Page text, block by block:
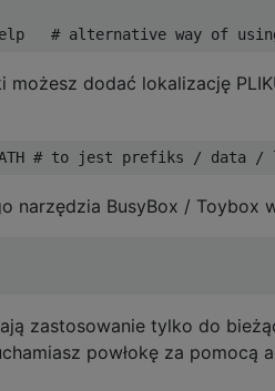
dodać lokalizację
narzędzia BusyBox / Toybox
zastosowanie tylko do
powłokę za pomocą